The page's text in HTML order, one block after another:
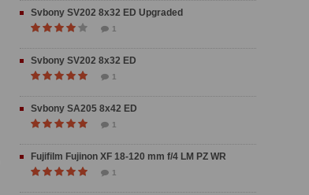
Svbony SV202 8x32 ED Upgraded
1
Svbony SV202 8x32 ED
1
Svbony SA205 8x42 ED
1
Fujifilm Fujinon XF 18-120 mm f/4 LM PZ WR
1